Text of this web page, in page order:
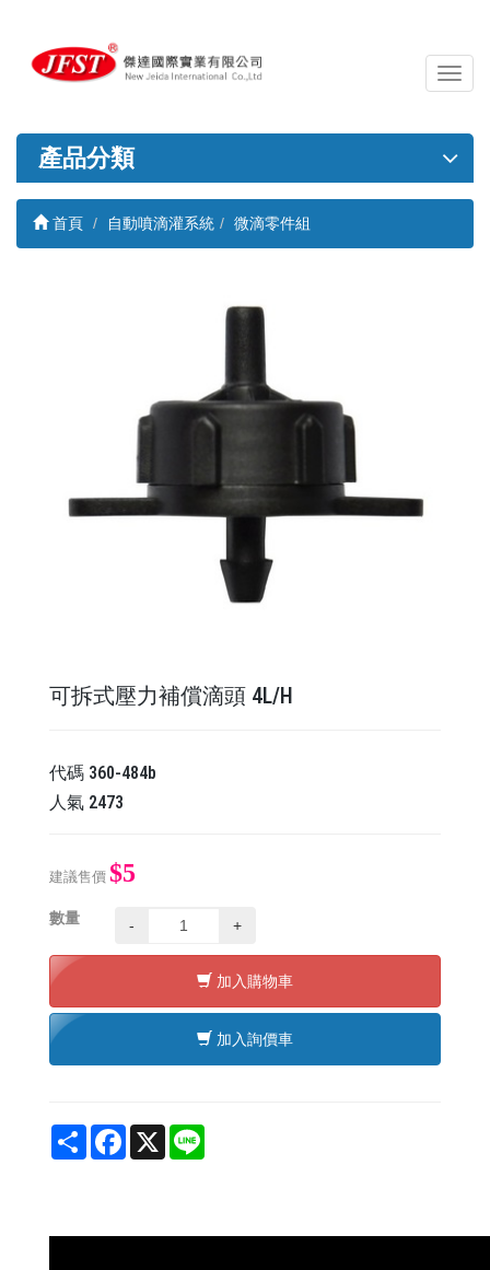
導
覽
關
產品分類
首頁 自動噴滴灌系統 微滴零件組
可拆式壓力補償滴頭 4L/H
代碼 360-484b
人氣 2473
建議售價 $5
數量 - +
加入購物車
加入詢價車
Share Facebook
X